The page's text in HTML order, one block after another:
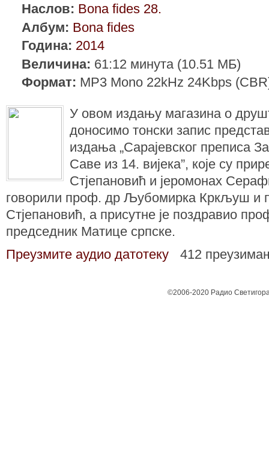
Наслов: Bona fides 28.
Албум: Bona fides
Година: 2014
Величина: 61:12 минута (10.51 МБ)
Формат: MP3 Mono 22kHz 24Kbps
У овом издању магазина о
доносимо тонски запис
издања „Сарајевског преписа
Саве из 14. вијека”, које су
Стјепановић и јеромонах
говорили проф. др Љубомирка Кркљуш и
Стјепановић, а присутне је поздравио
председник Матице српске.
Преузмите аудио датотеку
412
©2006-2020 Радио